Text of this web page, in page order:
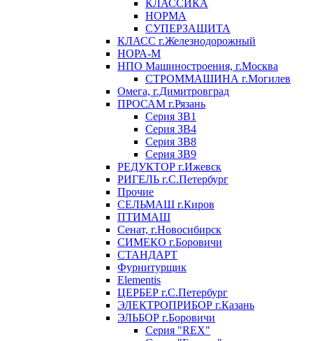
КЛАССИКА
НОРМА
СУПЕРЗАЩИТА
КЛАСС г.Железнодорожный
НОРА-М
НПО Машиностроения, г.Москва
СТРОММАШИНА г.Могилев
Омега, г.Димитровград
ПРОСАМ г.Рязань
Серия ЗВ1
Серия ЗВ4
Серия ЗВ8
Серия ЗВ9
РЕДУКТОР г.Ижевск
РИГЕЛЬ г.С.Петербург
Прочие
СЕЛЬМАШ г.Киров
ПТИМАШ
Сенат, г.Новосибирск
СИМЕКО г.Боровичи
СТАНДАРТ
Фурнитурщик
Elementis
ЦЕРБЕР г.С.Петербург
ЭЛЕКТРОПРИБОР г.Казань
ЭЛЬБОР г.Боровичи
Серия "REX"